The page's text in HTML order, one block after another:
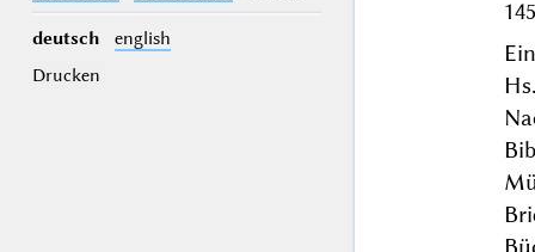
deutsch
english
Drucken